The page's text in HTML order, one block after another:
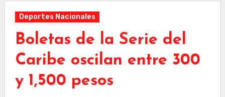
Deportes Nacionales
Boletas de la Serie del
Caribe oscilan entre 300
y 1,500 pesos